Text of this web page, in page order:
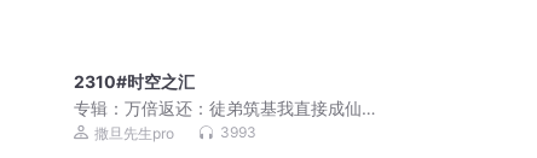
2310#时空之汇
专辑：万倍返还：徒弟筑基我直接成仙 |
爆笑&无敌&爽文不圣母 | 多人有声剧
撒旦先生pro 3993